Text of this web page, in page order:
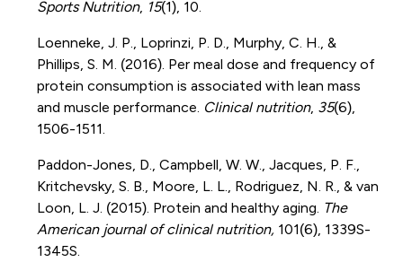
Sports Nutrition, 15(1), 10.
Loenneke, J. P., Loprinzi, P. D., Murphy, C. H., &
Phillips, S. M. (2016). Per meal dose and frequency of
protein consumption is associated with lean mass
and muscle performance. Clinical nutrition, 35(6),
1506-1511.
Paddon-Jones, D., Campbell, W. W., Jacques, P. F.,
Kritchevsky, S. B., Moore, L. L., Rodriguez, N. R., & van
Loon, L. J. (2015). Protein and healthy aging. The
American journal of clinical nutrition,101(6), 1339S-
1345S.